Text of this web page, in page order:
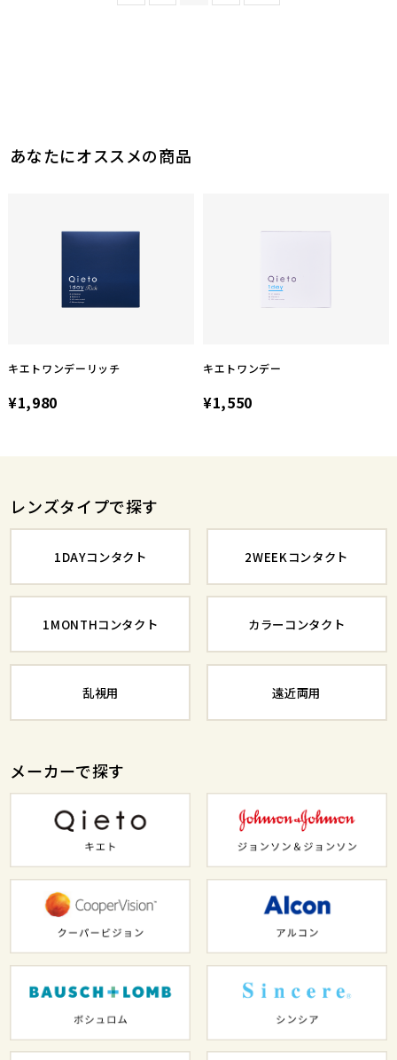
あなたにオススメの商品
キエトワンデーリッチ
¥1,980
キエトワンデー
¥1,550
レンズタイプで探す
1DAYコンタクト 2WEEKコンタクト
1MONTHコンタクト カラーコンタクト
乱視用 遠近両用
メーカーで探す